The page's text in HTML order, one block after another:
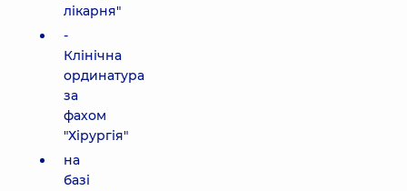
лікарня"
-
Клінічна
ординатура
за
фахом
"Хірургія"
на
базі